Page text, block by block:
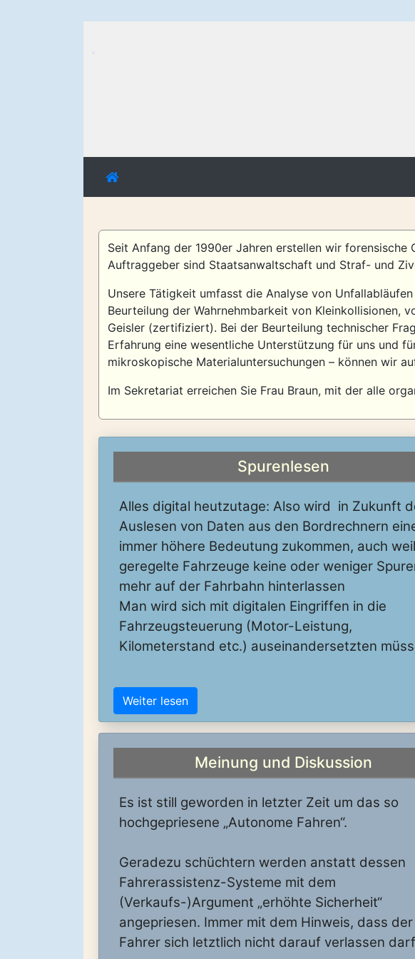
Seit Anfang der 1990er Jahren erstellen wir forensische
Auftraggeber sind Staatsanwaltschaft und Straf- und
Unsere Tätigkeit umfasst die Analyse von
Beurteilung der Wahrnehmbarkeit von Kleinkollisionen,
Geisler (zertifiziert). Bei der Beurteilung technischer
Erfahrung eine wesentliche Unterstützung für uns und
mikroskopische Materialuntersuchungen – können wir
Im Sekretariat erreichen Sie Frau Braun, mit der alle
Spurenlesen
Alles digital heutzutage: Also wird in Zukunft
Auslesen von Daten aus den Bordrechnern
immer höhere Bedeutung zukommen, auch weil
geregelte Fahrzeuge keine oder weniger
mehr auf der Fahrbahn hinterlassen
Man wird sich mit digitalen Eingriffen in die
Fahrzeugsteuerung (Motor-Leistung,
Kilometerstand etc.) auseinandersetzten
Weiter lesen
Meinung und Diskussion
Es ist still geworden in letzter Zeit um das so
hochgepriesene „Autonome Fahren“.
Geradezu schüchtern werden anstatt dessen
Fahrerassistenz-Systeme mit dem
(Verkaufs-)Argument „erhöhte Sicherheit“
angepriesen. Immer mit dem Hinweis, dass der
Fahrer sich letztlich nicht darauf verlassen